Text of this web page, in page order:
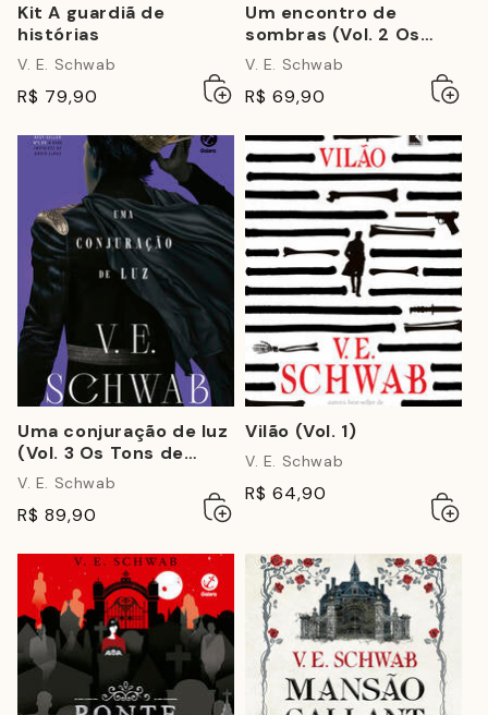
Kit A guardiã de
histórias
V. E. Schwab
R$ 79,90
Adicionar
ao
Esgotado
Um encontro de
sombras (Vol. 2 Os
Tons de Magia)
V. E. Schwab
R$ 69,90
ao
Uma conjuração de luz
(Vol. 3 Os Tons de
Magia)
V. E. Schwab
R$ 89,90
Adicionar
ao
Esgotado
Vilão (Vol. 1)
V. E. Schwab
R$ 64,90
ao